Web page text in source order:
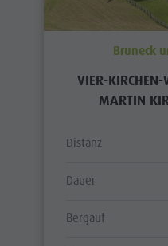
Bruneck
VIER-
MARTIN
Distanz
Dauer
Bergauf